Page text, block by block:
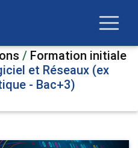
/ Formation initiale
et Réseaux (ex
- Bac+3)